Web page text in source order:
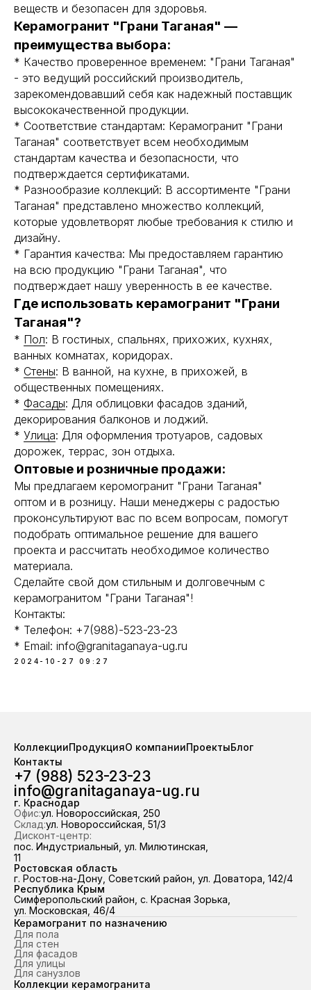
веществ и безопасен для здоровья.
Керамогранит "Грани Таганая" —
преимущества выбора:
* Качество проверенное временем: "Грани Таганая"
- это ведущий российский производитель,
зарекомендовавший себя как надежный поставщик
высококачественной продукции.
* Соответствие стандартам: Керамогранит "Грани
Таганая" соответствует всем необходимым
стандартам качества и безопасности, что
подтверждается сертификатами.
* Разнообразие коллекций: В ассортименте "Грани
Таганая" представлено множество коллекций,
которые удовлетворят любые требования к стилю и
дизайну.
* Гарантия качества: Мы предоставляем гарантию
на всю продукцию "Грани Таганая", что
подтверждает нашу уверенность в ее качестве.
Где использовать керамогранит "Грани
Таганая"?
* Пол: В гостиных, спальнях, прихожих, кухнях,
ванных комнатах, коридорах.
* Стены: В ванной, на кухне, в прихожей, в
общественных помещениях.
* Фасады: Для облицовки фасадов зданий,
декорирования балконов и лоджий.
* Улица: Для оформления тротуаров, садовых
дорожек, террас, зон отдыха.
Оптовые и розничные продажи:
Мы предлагаем керомогранит "Грани Таганая"
оптом и в розницу. Наши менеджеры с радостью
проконсультируют вас по всем вопросам, помогут
подобрать оптимальное решение для вашего
проекта и рассчитать необходимое количество
материала.
Сделайте свой дом стильным и долговечным с
керамогранитом "Грани Таганая"!
Контакты:
* Телефон: +7(988)-523-23-23
* Email: info@granitaganaya-ug.ru
2024-10-27 09:27
КоллекцииПродукцияО компанииПроектыБлог
Контакты
+7 (988) 523-23-23
info@granitaganaya-ug.ru
г. Краснодар
Офис:ул. Новороссийская, 250
Склад:ул. Новороссийская, 51/3
Дисконт-центр:
пос. Индустриальный, ул. Милютинская,
11
Ростовская область
г. Ростов‑на-Дону, Советский район, ул. Доватора, 142/4
Республика Крым
Симферопольский район, с. Красная Зорька,
ул. Московская, 46/4
Керамогранит по назначению
Для пола
Для стен
Для фасадов
Для улицы
Для санузлов
Коллекции керамогранита